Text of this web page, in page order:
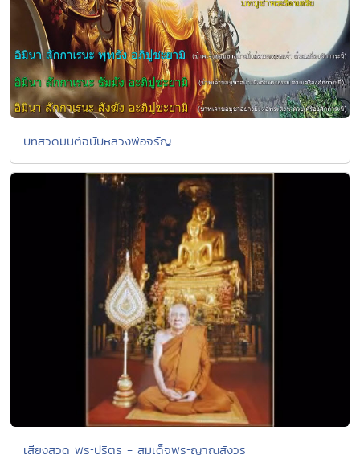
บทสวดมนต์ฉบับหลวงพ่อจรัญ
เสียงสวด พระปริตร - สมเด็จพระญาณสังวร